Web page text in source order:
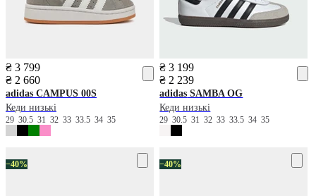
₴ 3 799
₴ 2 660
adidas CAMPUS 00S
Кеди низькі
29 30.5 31 32 33 33.5 34 35
₴ 3 199
₴ 2 239
adidas SAMBA OG
Кеди низькі
2930.531323333.53435
−40% −40%